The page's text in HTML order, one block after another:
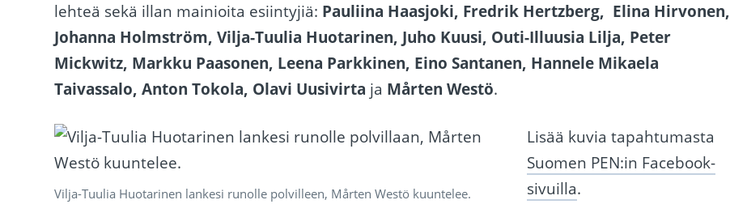
lehteä sekä illan mainioita esiintyjiä: Pauliina Haasjoki, Fredrik Hertzberg, Elina Hirvonen,
Johanna Holmström, Vilja-Tuulia Huotarinen, Juho Kuusi, Outi-Illuusia Lilja, Peter
Mickwitz, Markku Paasonen, Leena Parkkinen, Eino Santanen, Hannele Mikaela
Taivassalo, Anton Tokola, Olavi Uusivirta ja Mårten Westö.
Vilja-Tuulia Huotarinen lankesi runolle polvilleen, Mårten Westö kuuntelee.
Lisää kuvia tapahtumasta
Suomen PEN:in Facebook-
sivuilla.